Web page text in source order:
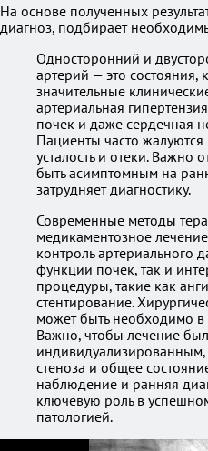
На основе полученных
диагноз, подбирает
Односторонний и
артерий — это
значительные
артериальная
почек и даже сердечная
Пациенты часто
усталость и отеки. Важно
быть асимптомным на
затрудняет диагностику.
Современные методы
медикаментозное
контроль артериального
функции почек, так и
процедуры, такие как
стентирование.
может быть необходимо
Важно, чтобы лечение
индивидуализированным,
стеноза и общее
наблюдение и ранняя
ключевую роль в
патологией.